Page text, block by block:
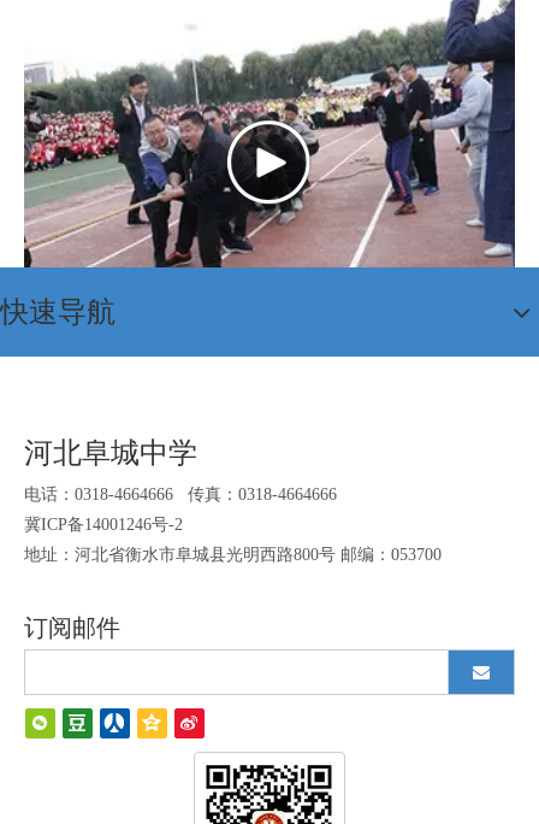
阜中拔河比赛
站稳“立德树人”高地，创造激情校园
快速导航
河北阜城中学
电话：0318-4664666 传真：0318-4664666
冀ICP备14001246号-2
地址：河北省衡水市阜城县光明西路800号 邮编：053700
订阅邮件